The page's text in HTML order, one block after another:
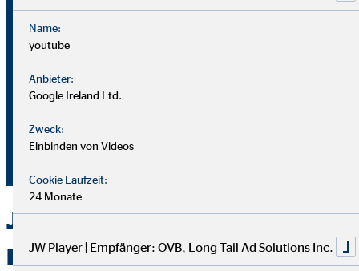
Bei OVB gibt es keine Grenzen: Unser Karriereplan bietet
Aufstiegsmöglichkeiten durch Ausbildung und Praxis.
Unterstützung bekommst du von deinem Team und deiner
Jetzt bei OVB in Groitzsch als
Berater durchstarten
Name:
youtube
Anbieter:
Google Ireland Ltd.
Zweck:
Einbinden von Videos
Cookie Laufzeit:
24 Monate
JW Player | Empfänger: OVB, Long Tail Ad Solutions Inc.